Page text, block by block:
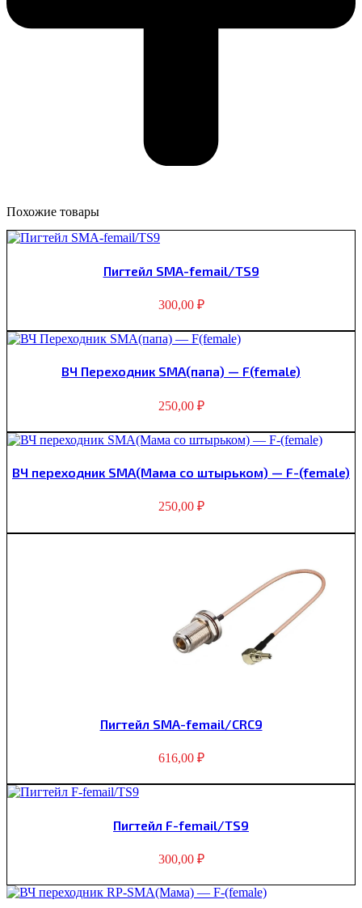
Похожие товары
Пигтейл SMA-femail/TS9
300,00 ₽
ВЧ Переходник SMA(папа) — F(female)
250,00 ₽
ВЧ переходник SMA(Мама со штырьком) — F-(female)
250,00 ₽
Пигтейл SMA-femail/CRC9
616,00 ₽
Пигтейл F-femail/TS9
300,00 ₽